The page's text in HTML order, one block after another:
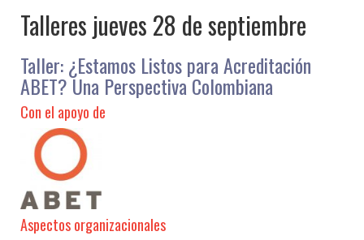
Talleres jueves 28 de septiembre
Taller: ¿Estamos Listos para Acreditación
ABET? Una Perspectiva Colombiana
Con el apoyo de
Aspectos organizacionales